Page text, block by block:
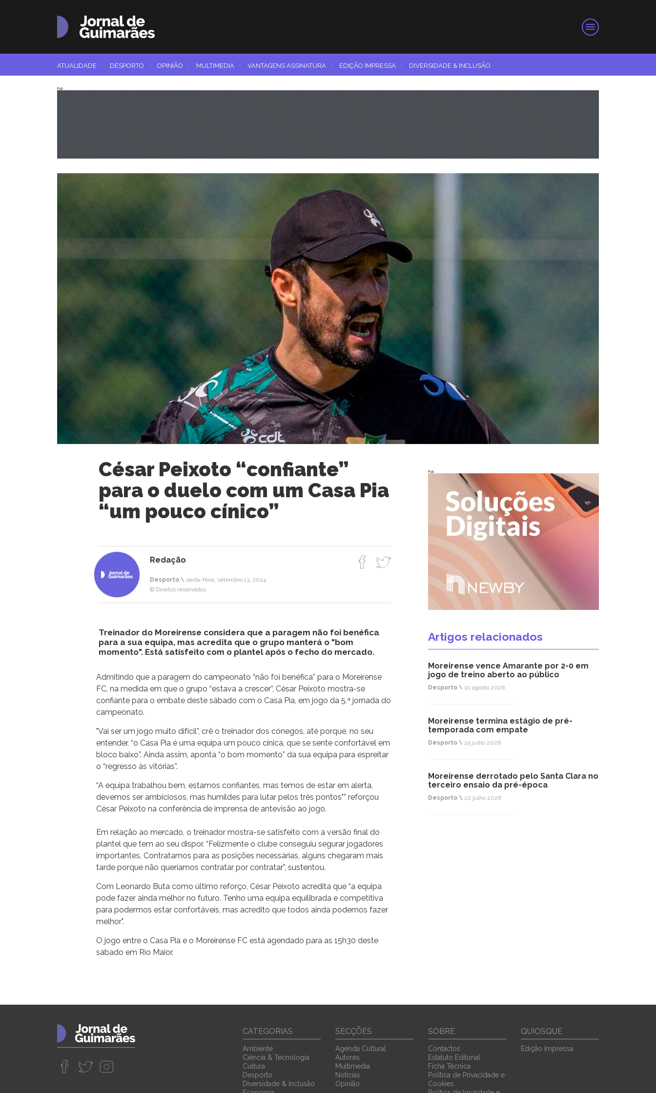
ATUALIDADE · DESPORTO · OPINIÃO · MULTIMEDIA · VANTAGENS ASSINATURA · EDIÇÃO IMPRESSA · DIVERSIDADE & INCLUSÃO
Pub
César Peixoto “confiante”
para o duelo com um Casa Pia
“um pouco cínico”
Redação
Desporto \ sexta-feira, setembro 13, 2024
© Direitos reservados
Treinador do Moreirense considera que a paragem não foi benéfica
para a sua equipa, mas acredita que o grupo manterá o "bom
momento". Está satisfeito com o plantel após o fecho do mercado.
Admitindo que a paragem do campeonato “não foi benéfica” para o Moreirense
FC, na medida em que o grupo “estava a crescer”, César Peixoto mostra-se
confiante para o embate deste sábado com o Casa Pia, em jogo da 5.ª jornada do
campeonato.
"Vai ser um jogo muito difícil”, crê o treinador dos cónegos, até porque, no seu
entender, “o Casa Pia é uma equipa um pouco cínica, que se sente confortável em
bloco baixo”. Ainda assim, aponta “o bom momento” da sua equipa para espreitar
o “regresso às vitórias”.
“A equipa trabalhou bem, estamos confiantes, mas temos de estar em alerta,
devemos ser ambiciosos, mas humildes para lutar pelos três pontos"” reforçou
César Peixoto na conferência de imprensa de antevisão ao jogo.
Em relação ao mercado, o treinador mostra-se satisfeito com a versão final do
plantel que tem ao seu dispor. “Felizmente o clube conseguiu segurar jogadores
importantes. Contratamos para as posições necessárias, alguns chegaram mais
tarde porque não queríamos contratar por contratar”, sustentou.
Com Leonardo Buta como último reforço, César Peixoto acredita que “a equipa
pode fazer ainda melhor no futuro. Tenho uma equipa equilibrada e competitiva
para podermos estar confortáveis, mas acredito que todos ainda podemos fazer
melhor".
O jogo entre o Casa Pia e o Moreirense FC está agendado para as 15h30 deste
sábado em Rio Maior.
Pub
Artigos relacionados
Moreirense vence Amarante por 2-0 em
jogo de treino aberto ao público
Desporto \ 01 agosto 2026
Moreirense termina estágio de pré-
temporada com empate
Desporto \ 25 julho 2026
Moreirense derrotado pelo Santa Clara no
terceiro ensaio da pré-época
Desporto \ 22 julho 2026
CATEGORIAS
Ambiente
Ciência & Tecnologia
Cultura
Desporto
Diversidade & Inclusão
SECÇÕES
Agenda Cultural
Autores
Multimedia
Noticias
Opinião
SOBRE
Contactos
Estatuto Editorial
Ficha Técnica
Política de Privacidade e
Cookies
QUIOSQUE
Edição Impressa